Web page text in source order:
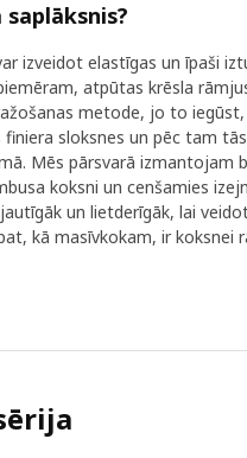
izveidot elastīgas un īpaši
atpūtas krēsla
metode, jo to
finiera sloksnes un pēc tam
Mēs pārsvarā izmantojam
koksni un cenšamies
un lietderīgāk, lai
kā masīvkokam, ir koksnei